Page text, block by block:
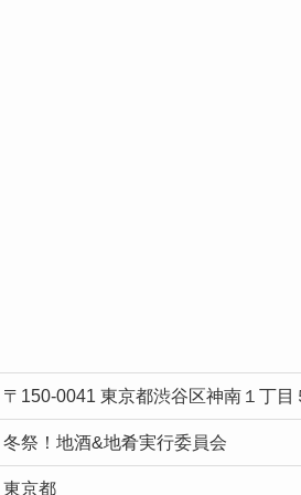
〒150-0041 東京都渋谷区神南１丁目
冬祭！地酒&地肴実行委員会
東京都